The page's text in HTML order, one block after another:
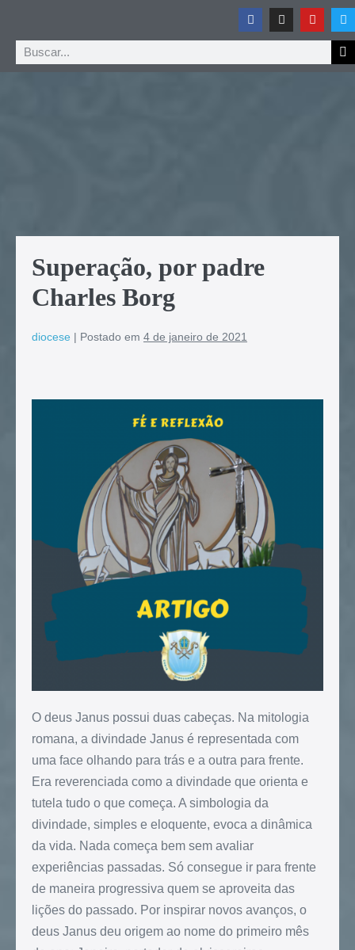
Superação, por padre
Charles Borg
diocese | Postado em 4 de janeiro de 2021
O deus Janus possui duas cabeças. Na mitologia
romana, a divindade Janus é representada com
uma face olhando para trás e a outra para frente.
Era reverenciada como a divindade que orienta e
tutela tudo o que começa. A simbologia da
divindade, simples e eloquente, evoca a dinâmica
da vida. Nada começa bem sem avaliar
experiências passadas. Só consegue ir para frente
de maneira progressiva quem se aproveita das
lições do passado. Por inspirar novos avanços, o
deus Janus deu origem ao nome do primeiro mês